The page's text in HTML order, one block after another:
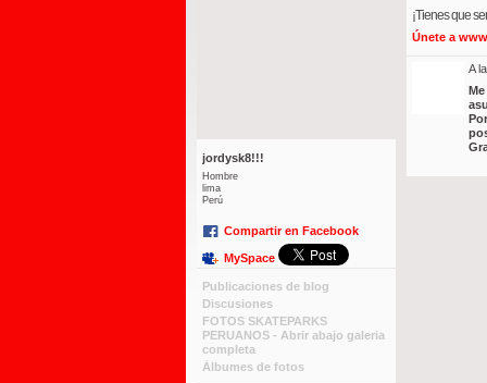
jordysk8!!!
Hombre
lima
Perú
Compartir en Facebook
MySpace
Publicaciones de blog
Discusiones
FOTOS SKATEPARKS
PERUANOS - Abrir abajo galeria
completa
Álbumes de fotos
¡Tienes que
Únete a
A